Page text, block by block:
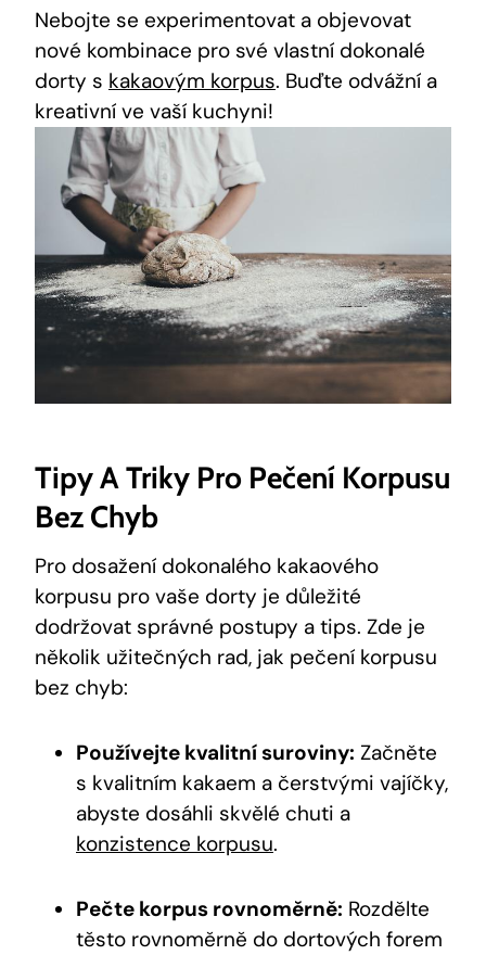
Nebojte⁤ se ⁣experimentovat a⁣ objevovat
nové kombinace pro své vlastní dokonalé⁢
dorty s kakaovým korpus. Buďte odvážní a‌
kreativní ve vaší kuchyni!
Tipy ⁣a‌ Triky Pro Pečení Korpusu
Bez Chyb
Pro dosažení⁤ dokonalého kakaového‍
korpusu ‌pro vaše dorty je důležité
dodržovat ‌správné⁣ postupy a ​tips. Zde je‌
několik‍ užitečných rad, jak pečení korpusu⁣
bez‌ chyb:
Používejte kvalitní suroviny: Začněte
⁤s kvalitním kakaem a čerstvými vajíčky,
abyste dosáhli ‌skvělé chuti a​
konzistence korpusu.
Pečte korpus rovnoměrně: ‍Rozdělte
těsto rovnoměrně do dortových forem